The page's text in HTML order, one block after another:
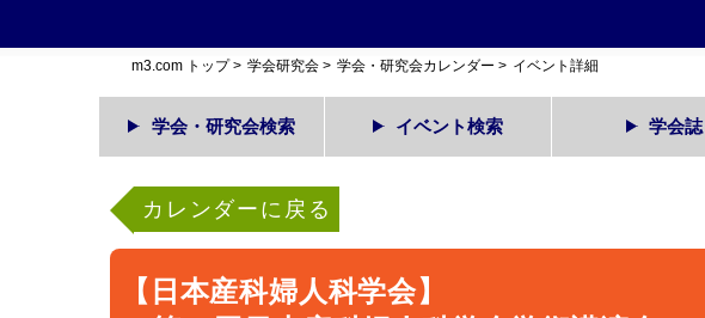
m3.com トップ> 学会研究会 > 学会・研究会カレンダー > イベント詳細
学会・研究会検索 イベント検索 学会誌
カレンダーに戻る
【日本産科婦人科学会】